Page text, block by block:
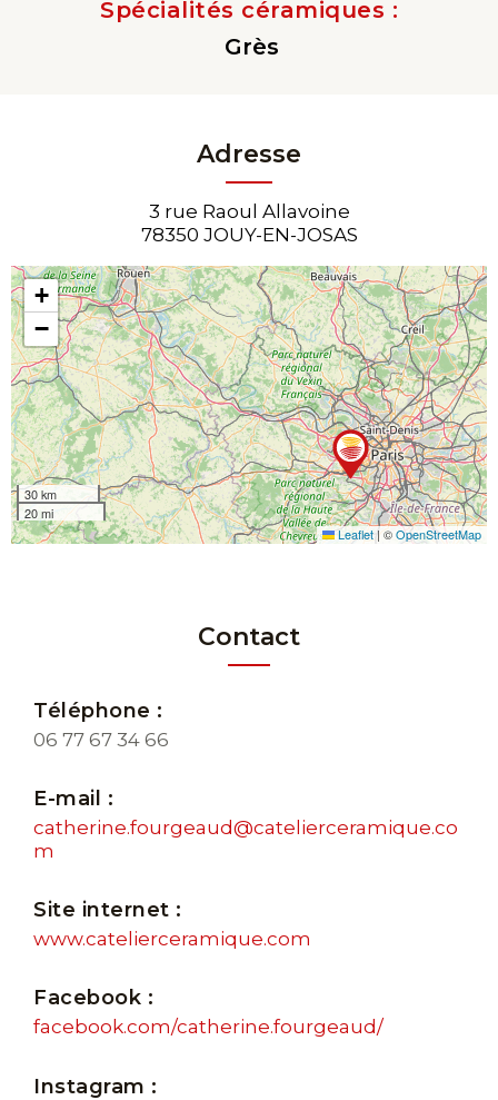
Spécialités céramiques :
Grès
Adresse
3 rue Raoul Allavoine
78350 JOUY-EN-JOSAS
+
−
30 km
20 mi
Leaflet| ©OpenStreetMap
Contact
Téléphone :
06 77 67 34 66
E-mail :
catherine.fourgeaud@catelierceramique.co
m
Site internet :
www.catelierceramique.com
Facebook :
facebook.com/catherine.fourgeaud/
Instagram :